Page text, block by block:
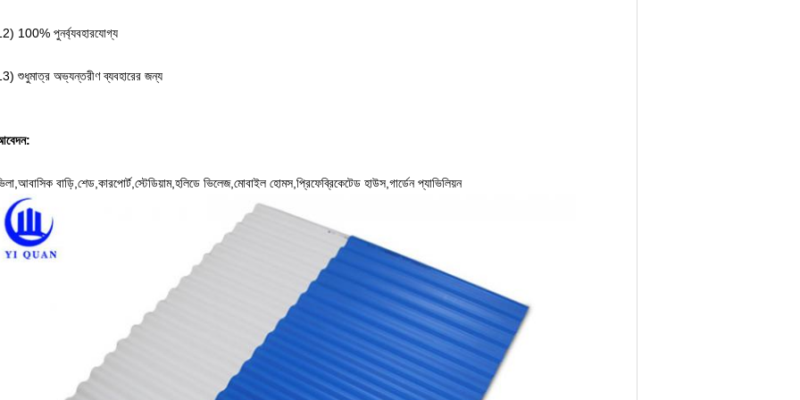
100% পুনর্ব্যবহারযোগ্য
শুধুমাত্র অভ্যন্তরীণ ব্যবহারের জন্য
বাড়ি,শেড,কারপোর্ট,স্টেডিয়াম,হলিডে ভিলেজ,মোবাইল হোমস,প্রিফেব্রিকেটেড হাউস,গার্ডেন প্যাভিলিয়ন